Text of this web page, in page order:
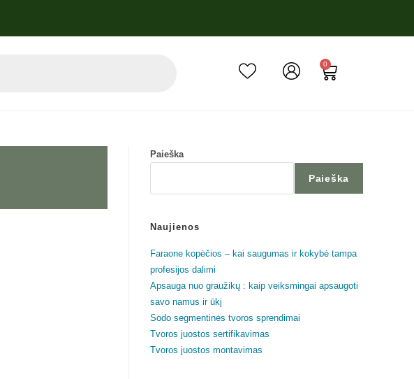
0
Paieška
Paieška
Naujienos
Faraone kopėčios – kai saugumas ir kokybė tampa
profesijos dalimi
Apsauga nuo graužikų : kaip veiksmingai apsaugoti
savo namus ir ūkį
Sodo segmentinės tvoros sprendimai
Tvoros juostos sertifikavimas
Tvoros juostos montavimas